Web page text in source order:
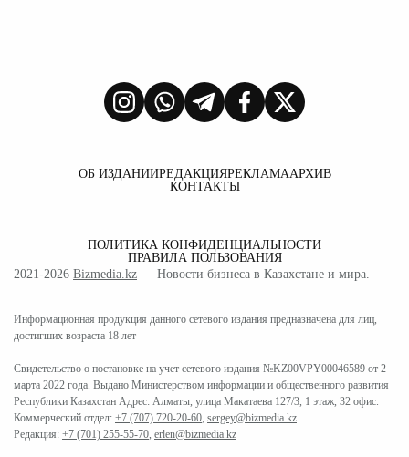
ОБ ИЗДАНИИРЕДАКЦИЯРЕКЛАМААРХИВ
КОНТАКТЫ
ПОЛИТИКА КОНФИДЕНЦИАЛЬНОСТИ
ПРАВИЛА ПОЛЬЗОВАНИЯ
2021-2026 Bizmedia.kz — Новости бизнеса в Казахстане и мира.
Информационная продукция данного сетевого издания предназначена для лиц,
достигших возраста 18 лет
Свидетельство о постановке на учет сетевого издания №KZ00VPY00046589 от 2
марта 2022 года. Выдано Министерством информации и общественного развития
Республики Казахстан Адрес: Алматы, улица Макатаева 127/3, 1 этаж, 32 офис.
Коммерческий отдел: +7 (707) 720-20-60, sergey@bizmedia.kz
Редакция: +7 (701) 255-55-70, erlen@bizmedia.kz